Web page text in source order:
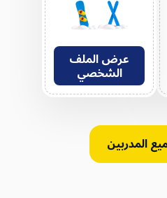
عرض الملف
الشخصي
المدربين